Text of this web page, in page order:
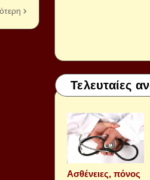
Τελευταίες
Aσθένειες, πόνος